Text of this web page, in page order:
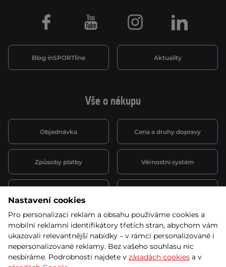
Vše o nákupu
Objednávka Cena a druhy dopravy
Způsoby platby Věrnostní systém
Půjčovna
obchodní podmínky
Kariéra
Blog inSPORTline Aktuality
Facebook Youtube Instagram LinkedIn
Nastavení cookies
Pro personalizaci reklam a obsahu používáme cookies a
mobilní reklamní identifikátory třetích stran, abychom vám
ukazovali relevantnější nabídky – v rámci personalizované i
nepersonalizované reklamy. Bez vašeho souhlasu nic
nesbíráme. Podrobnosti najdete v zásadách cookies a v